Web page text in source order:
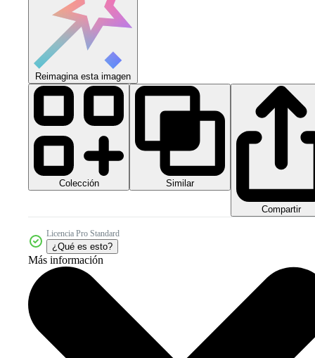
Reimagina esta imagen
Colección Similar
Compartir
Licencia Pro Standard
¿Qué es esto?
Más información